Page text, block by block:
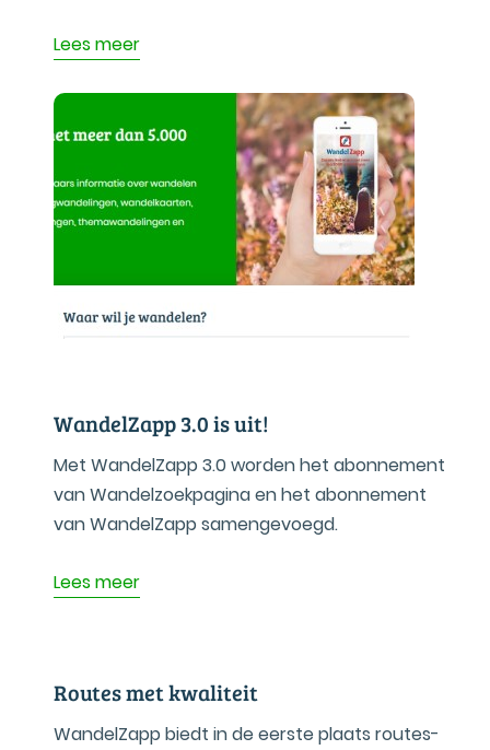
Lees meer
WandelZapp 3.0 is uit!
Met WandelZapp 3.0 worden het abonnement
van Wandelzoekpagina en het abonnement
van WandelZapp samengevoegd.
Lees meer
Routes met kwaliteit
WandelZapp biedt in de eerste plaats routes-